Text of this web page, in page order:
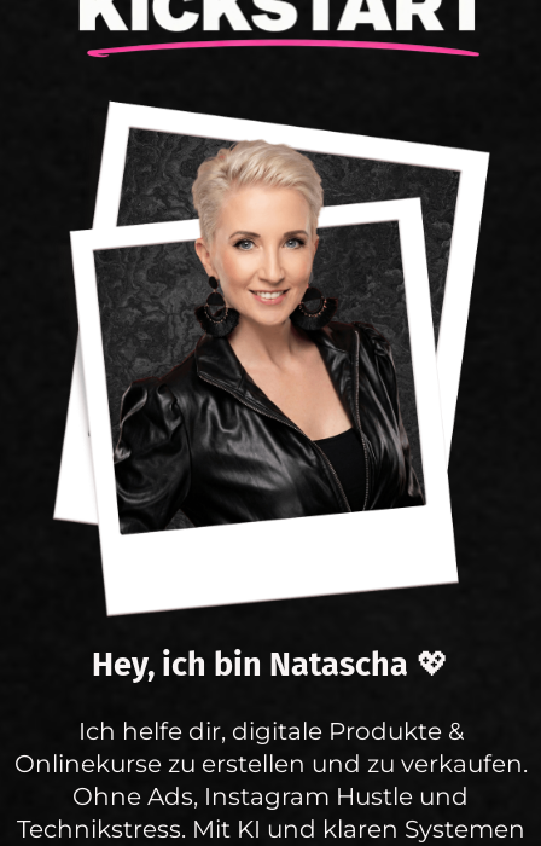
Hey, ich bin Natascha 💖
Ich helfe dir, digitale Produkte &
Onlinekurse zu erstellen und zu verkaufen.
Ohne Ads, Instagram Hustle und
Technikstress. Mit KI und klaren Systemen